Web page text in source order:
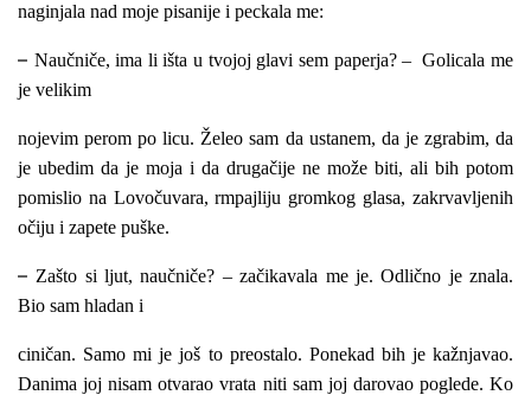
naginjala nad moje pisanije i peckala me:
– Naučniče, ima li išta u tvojoj glavi sem paperja? – Golicala me
je velikim
nojevim perom po licu. Želeo sam da ustanem, da je zgrabim, da
je ubedim da je moja i da drugačije ne može biti, ali bih potom
pomislio na Lovočuvara, rmpajliju gromkog glasa, zakrvavljenih
očiju i zapete puške.
–Zašto si ljut, naučniče? – začikavala me je. Odlično je znala.
Bio sam hladan i
ciničan. Samo mi je još to preostalo. Ponekad bih je kažnjavao.
Danima joj nisam otvarao vrata niti sam joj darovao poglede. Ko